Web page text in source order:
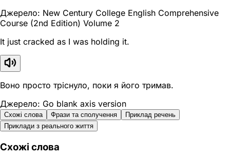
Джерело: New Century College English Comprehensive
Course (2nd Edition) Volume 2
It just cracked as I was holding it.
Воно просто тріснуло, поки я його тримав.
Джерело: Go blank axis version
Схожі слова Фрази та сполучення
Приклад речень
Приклади з реального життя
Схожі слова